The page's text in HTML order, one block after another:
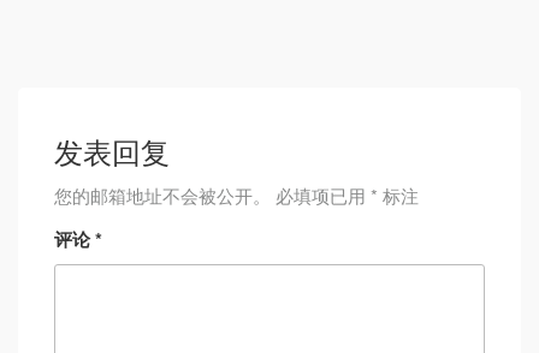
发表回复
您的邮箱地址不会被公开。 必填项已用 * 标注
评论*